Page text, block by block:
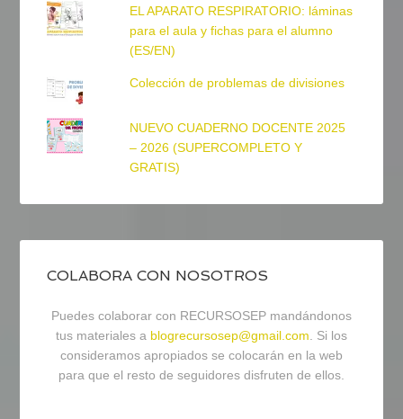
EL APARATO RESPIRATORIO: láminas
para el aula y fichas para el alumno
(ES/EN)
Colección de problemas de divisiones
NUEVO CUADERNO DOCENTE 2025
– 2026 (SUPERCOMPLETO Y
GRATIS)
COLABORA CON NOSOTROS
Puedes colaborar con RECURSOSEP mandándonos
tus materiales a blogrecursosep@gmail.com . Si los
consideramos apropiados se colocarán en la web
para que el resto de seguidores disfruten de ellos.